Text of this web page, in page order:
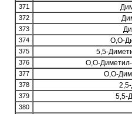
371
372
373
374 O,O-
375 5,5-
376 O,O-
377 O,O-
378
379 5,5-
380